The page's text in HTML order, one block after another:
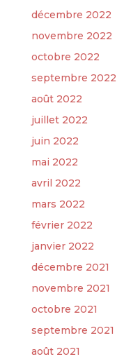
décembre 2022
novembre 2022
octobre 2022
septembre 2022
août 2022
juillet 2022
juin 2022
mai 2022
avril 2022
mars 2022
février 2022
janvier 2022
décembre 2021
novembre 2021
octobre 2021
septembre 2021
août 2021